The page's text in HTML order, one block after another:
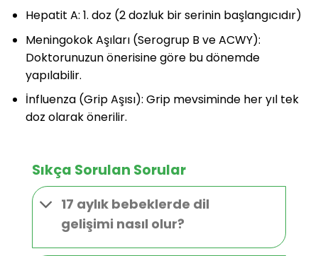
Hepatit A: 1. doz (2 dozluk bir serinin başlangıcıdır)
Meningokok Aşıları (Serogrup B ve ACWY):
Doktorunuzun önerisine göre bu dönemde
yapılabilir.
İnfluenza (Grip Aşısı): Grip mevsiminde her yıl tek
doz olarak önerilir.
Sıkça Sorulan Sorular
17 aylık bebeklerde dil
gelişimi nasıl olur?